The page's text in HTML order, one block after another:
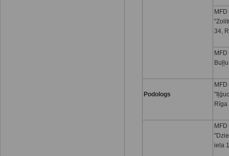
34,
Podologs
Rīga
iela